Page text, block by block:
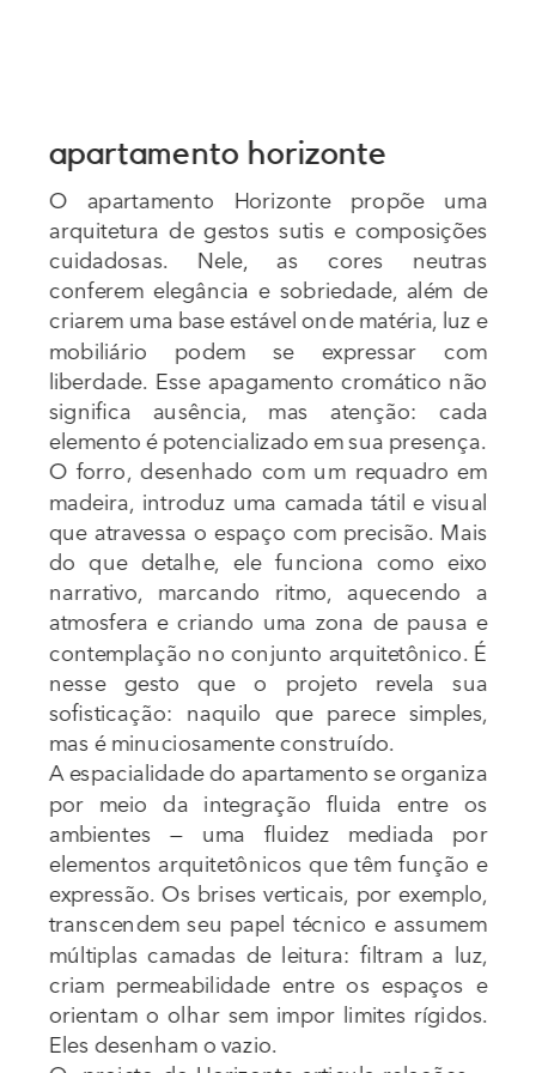
apartamento horizonte
O apartamento Horizonte propõe uma
arquitetura de gestos sutis e composições
cuidadosas. Nele, as cores neutras
conferem elegância e sobriedade, além de
criarem uma base estável onde matéria, luz e
mobiliário podem se expressar com
liberdade. Esse apagamento cromático não
significa ausência, mas atenção: cada
elemento é potencializado em sua presença.
O forro, desenhado com um requadro em
madeira, introduz uma camada tátil e visual
que atravessa o espaço com precisão. Mais
do que detalhe, ele funciona como eixo
narrativo, marcando ritmo, aquecendo a
atmosfera e criando uma zona de pausa e
contemplação no conjunto arquitetônico. É
nesse gesto que o projeto revela sua
sofisticação: naquilo que parece simples,
mas é minuciosamente construído.
A espacialidade do apartamento se organiza
por meio da integração fluida entre os
ambientes — uma fluidez mediada por
elementos arquitetônicos que têm função e
expressão. Os brises verticais, por exemplo,
transcendem seu papel técnico e assumem
múltiplas camadas de leitura: filtram a luz,
criam permeabilidade entre os espaços e
orientam o olhar sem impor limites rígidos.
Eles desenham o vazio.